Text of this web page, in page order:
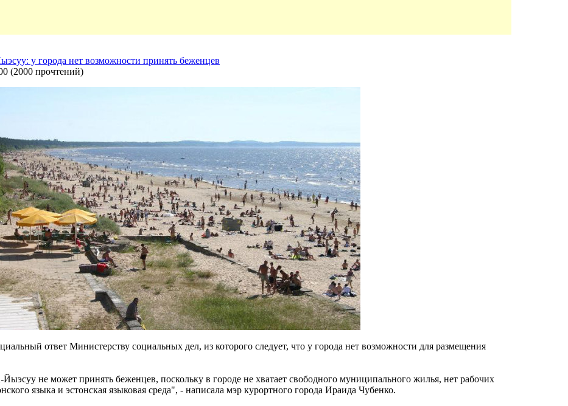
у города нет возможности принять беженцев
(2000 прочтений)
ответ Министерству социальных дел, из которого следует, что у города нет возможности для размещения
не может принять беженцев, поскольку в городе не хватает свободного муниципального жилья, нет рабочих
языка и эстонская языковая среда", - написала мэр курортного города Ираида Чубенко.